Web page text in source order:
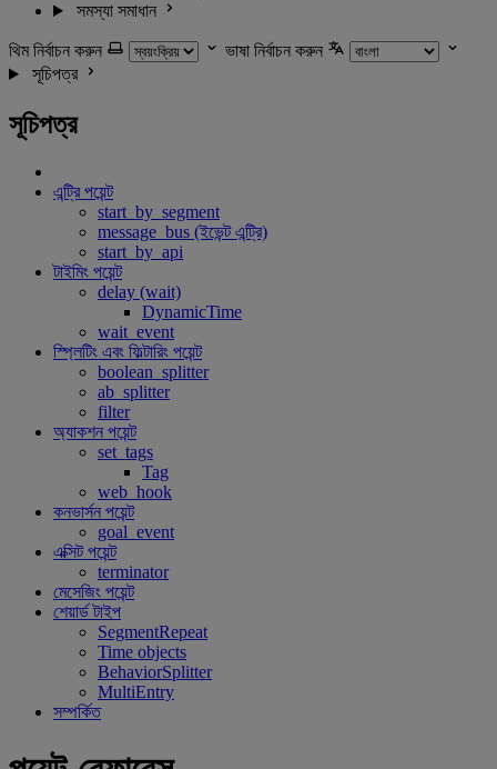
সমস্যা সমাধান
থিম নির্বাচন করুন
ভাষা নির্বাচন করুন
সূচিপত্র
সূচিপত্র
এন্ট্রি পয়েন্ট
start_by_segment
message_bus (ইভেন্ট এন্ট্রি)
start_by_api
টাইমিং পয়েন্ট
delay (wait)
DynamicTime
wait_event
স্প্লিটিং এবং ফিল্টারিং পয়েন্ট
boolean_splitter
ab_splitter
filter
অ্যাকশন পয়েন্ট
set_tags
Tag
web_hook
কনভার্সন পয়েন্ট
goal_event
এক্সিট পয়েন্ট
terminator
মেসেজিং পয়েন্ট
শেয়ার্ড টাইপ
SegmentRepeat
Time objects
BehaviorSplitter
MultiEntry
সম্পর্কিত